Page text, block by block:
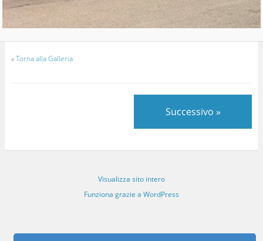
«Torna alla Galleria
Successivo »
Visualizza sito intero
Funziona grazie a WordPress